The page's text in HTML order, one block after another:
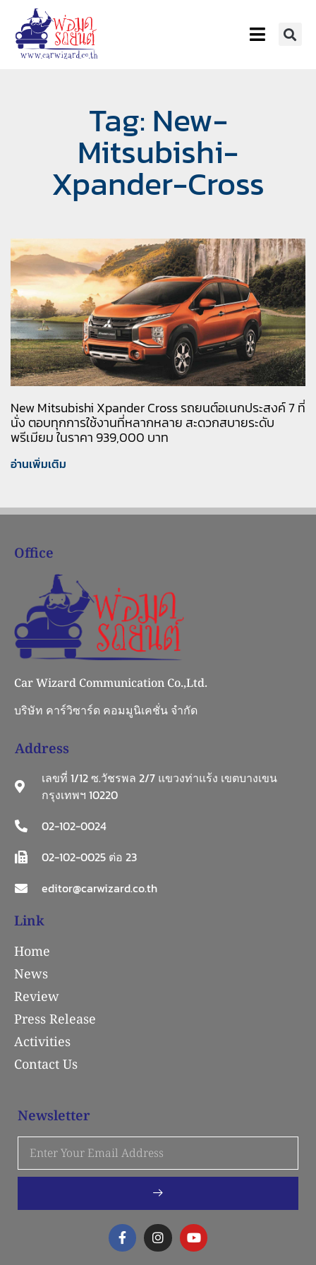
Tag: New-
Mitsubishi-
Xpander-Cross
New Mitsubishi Xpander Cross รถยนต์อเนกประสงค์ 7 ที่
นั่ง ตอบทุกการใช้งานที่หลากหลาย สะดวกสบายระดับ
พรีเมียม ในราคา 939,000 บาท
อ่านเพิ่มเติม
Office
Car Wizard Communication Co.,Ltd.
บริษัท คาร์วิซาร์ด คอมมูนิเคชั่น จำกัด
Address
เลขที่ 1/12 ซ.วัชรพล 2/7 แขวงท่าแร้ง เขตบางเขน
กรุงเทพฯ 10220
02-102-0024
02-102-0025 ต่อ 23
editor@carwizard.co.th
Link
Home
News
Review
Press Release
Activities
Contact Us
Newsletter